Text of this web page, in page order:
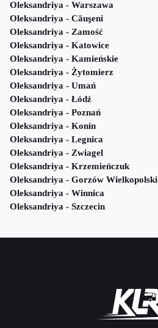
Oleksandriya - Warszawa
Oleksandriya - Căuşeni
Oleksandriya - Zamość
Oleksandriya - Katowice
Oleksandriya - Kamieńskie
Oleksandriya - Żytomierz
Oleksandriya - Umań
Oleksandriya - Łódź
Oleksandriya - Poznań
Oleksandriya - Konin
Oleksandriya - Legnica
Oleksandriya - Zwiagel
Oleksandriya - Krzemieńczuk
Oleksandriya - Gorzów Wielkopolski
Oleksandriya - Winnica
Oleksandriya - Szczecin